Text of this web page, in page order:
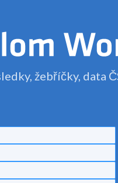
žebříčky, data